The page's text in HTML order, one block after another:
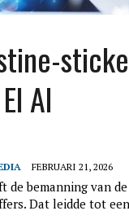
Al
FEBRUARI 21, 2026
de bemanning van
Dat leidde tot